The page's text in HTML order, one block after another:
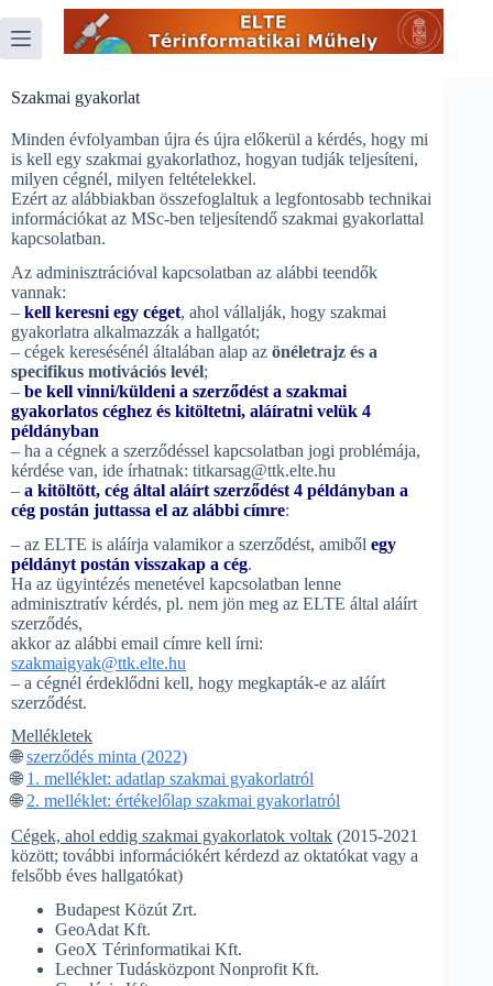
to
content
Szakmai gyakorlat
Minden évfolyamban újra és újra előkerül a kérdés, hogy mi
is kell egy szakmai gyakorlathoz, hogyan tudják teljesíteni,
milyen cégnél, milyen feltételekkel.
Ezért az alábbiakban összefoglaltuk a legfontosabb technikai
információkat az MSc-ben teljesítendő szakmai gyakorlattal
kapcsolatban.
Az adminisztrációval kapcsolatban az alábbi teendők
vannak:
– kell keresni egy céget, ahol vállalják, hogy szakmai
gyakorlatra alkalmazzák a hallgatót;
– cégek keresésénél általában alap az önéletrajz és a
specifikus motivációs levél;
– be kell vinni/küldeni a szerződést a szakmai
gyakorlatos céghez és kitöltetni, aláíratni velük 4
példányban
– ha a cégnek a szerződéssel kapcsolatban jogi problémája,
kérdése van, ide írhatnak: titkarsag@ttk.elte.hu
– a kitöltött, cég által aláírt szerződést 4 példányban a
cég postán juttassa el az alábbi címre:
– az ELTE is aláírja valamikor a szerződést, amiből egy
példányt postán visszakap a cég.
Ha az ügyintézés menetével kapcsolatban lenne
adminisztratív kérdés, pl. nem jön meg az ELTE által aláírt
szerződés,
akkor az alábbi email címre kell írni:
szakmaigyak@ttk.elte.hu
– a cégnél érdeklődni kell, hogy megkapták-e az aláírt
szerződést.
Mellékletek
🌐szerződés minta (2022)
🌐 1. melléklet: adatlap szakmai gyakorlatról
🌐 2. melléklet: értékelőlap szakmai gyakorlatról
Cégek, ahol eddig szakmai gyakorlatok voltak (2015-2021
között; további információkért kérdezd az oktatókat vagy a
felsőbb éves hallgatókat)
Budapest Közút Zrt.
GeoAdat Kft.
GeoX Térinformatikai Kft.
Lechner Tudásközpont Nonprofit Kft.